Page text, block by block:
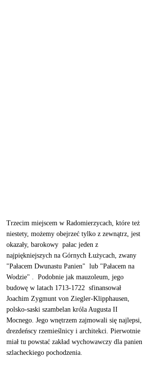
Trzecim miejscem w Radomierzycach, które też
niestety, możemy obejrzeć tylko z zewnątrz, jest
okazały, barokowy  pałac jeden z
najpiękniejszych na Górnych Łużycach, zwany
"Pałacem Dwunastu Panien"  lub "Pałacem na
Wodzie" .  Podobnie jak mauzoleum, jego
budowę w latach 1713-1722  sfinansował
Joachim Zygmunt von Ziegler-Klipphausen,
polsko-saski szambelan króla Augusta II
Mocnego. Jego wnętrzem zajmowali się najlepsi,
drezdeńscy rzemieślnicy i architekci. Pierwotnie
miał tu powstać zakład wychowawczy dla panien
szlacheckiego pochodzenia.